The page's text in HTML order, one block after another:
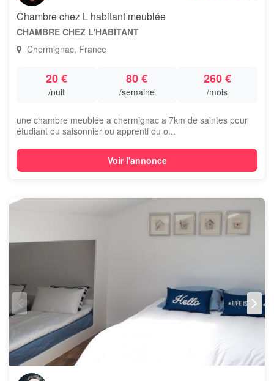
Chambre chez L habitant meublée
CHAMBRE CHEZ L'HABITANT
Chermignac, France
20 €
/nuit
80 €
/semaine
260 €
/mois
une chambre meublée a chermignac a 7km de saintes pour
étudiant ou saisonnier ou apprenti ou o...
Voir l'annonce